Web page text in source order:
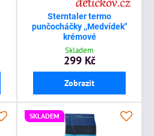
Sterntaler termo
punčocháčky ,,Medvídek"
krémové
Skladem
299 Kč
Zobrazit
SKLADEM